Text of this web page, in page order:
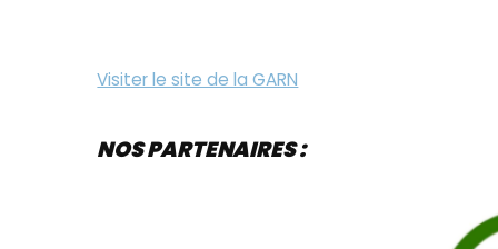
Visiter le site de la GARN
NOS PARTENAIRES :